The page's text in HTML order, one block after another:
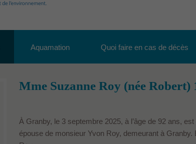
Aquamation Quoi faire en cas de décès
Mme Suzanne Roy (née Robert)
À Granby, le 3 septembre 2025, à l’âge de 92 ans,
épouse de monsieur Yvon Roy, demeurant à Granby.